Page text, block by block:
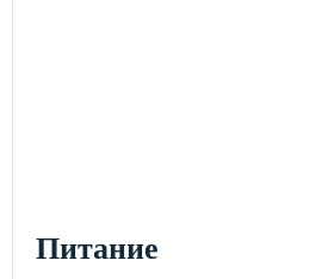
питание